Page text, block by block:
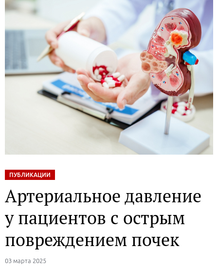
ПУБЛИКАЦИИ
Артериальное давление
у пациентов с острым
повреждением почек
03 марта 2025